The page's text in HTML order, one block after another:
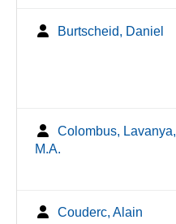
Burtscheid, Daniel
Colombus, Lavanya,
M.A.
Couderc, Alain